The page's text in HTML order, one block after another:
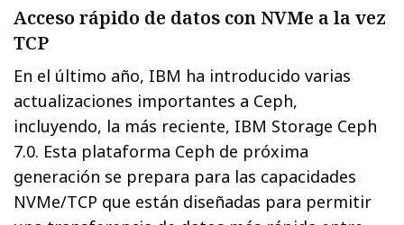
Acceso rápido de datos con NVMe a la vez
TCP
En el último año, IBM ha introducido varias
actualizaciones importantes a Ceph,
incluyendo, la más reciente, IBM Storage Ceph
7.0. Esta plataforma Ceph de próxima
generación se prepara para las capacidades
NVMe/TCP que están diseñadas para permitir